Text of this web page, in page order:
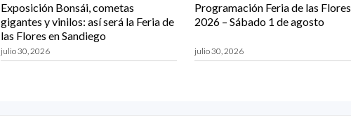
Exposición Bonsái, cometas
gigantes y vinilos: así será la Feria de
las Flores en Sandiego
julio 30, 2026
Programación Feria de las Flores
2026 – Sábado 1 de agosto
julio 30, 2026